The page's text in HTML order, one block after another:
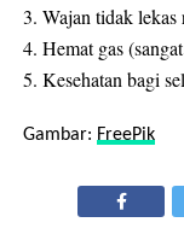
3. Wajan tidak lekas
4. Hemat gas
5. Kesehatan bagi
Gambar: FreePik